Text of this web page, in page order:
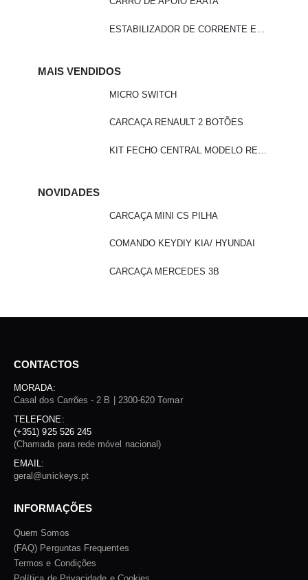
MAIS VENDIDOS
MICRO SWITCH
CARCAÇA RENAULT 2 BOTÕES
NOVIDADES
CARCAÇA MINI CS PILHA
COMANDO KEYDIY KIA/ HYUNDAI
CARCAÇA MERCEDES 3B
CONTACTOS
MORADA:
Casal dos Carrões - 2 B | 2300-620 Tomar
TELEFONE:
(+351) 925 526 245
(Chamada para rede móvel nacional)
EMAIL:
geral@unickeys.pt
INFORMAÇÕES
Quem Somos
(FAQ) Perguntas Frequentes
Termos e Condições